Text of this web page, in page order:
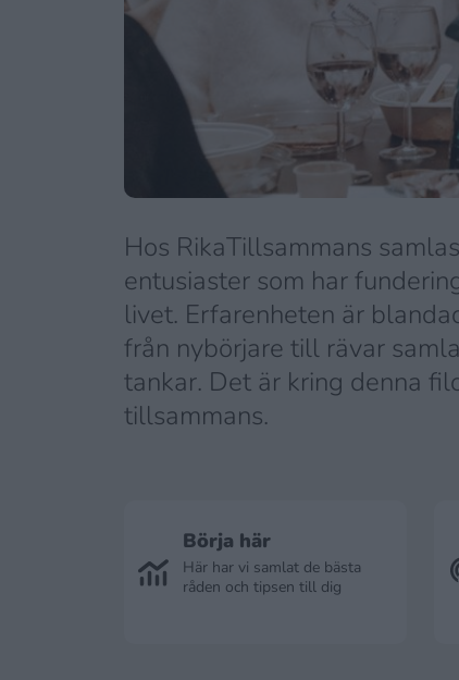
Hos RikaTillsammans
entusiaster som har
livet. Erfarenheten är
från nybörjare till rävar
tankar. Det är kring denna
tillsammans.
Börja här
Här har vi samlat de bästa
råden och tipsen till dig